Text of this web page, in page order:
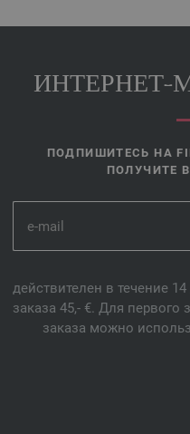
ИНТЕРНЕТ-
ПОДПИШИТЕСЬ НА
ПОЛУЧИТЕ
действителен в течение
заказа 45,- €. Для первого
заказа можно